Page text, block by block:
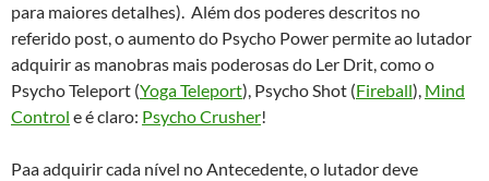
para maiores detalhes). Além dos poderes descritos no
referido post, o aumento do Psycho Power permite ao lutador
adquirir as manobras mais poderosas do Ler Drit, como o
Psycho Teleport (Yoga Teleport), Psycho Shot (Fireball), Mind
Control e é claro: Psycho Crusher!
Paa adquirir cada nível no Antecedente, o lutador deve